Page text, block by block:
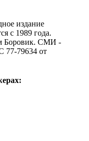
издание
с 1989 года.
Боровик. CМИ -
77-79634 от